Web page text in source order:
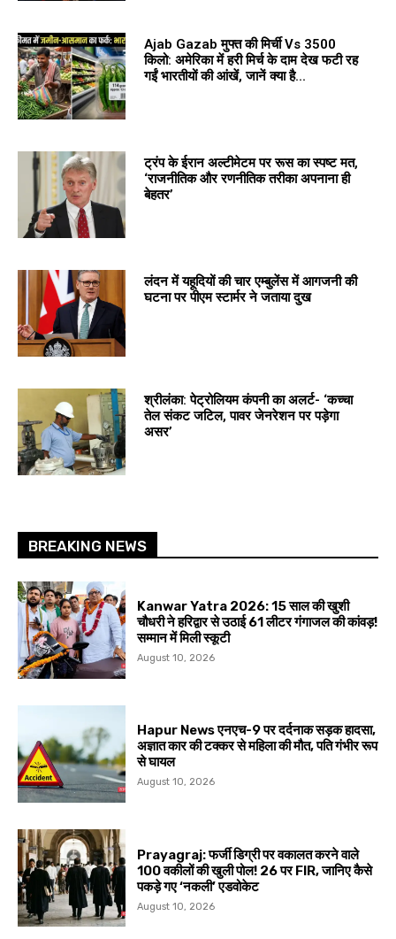
Ajab Gazab मुफ्त की मिर्ची Vs ₹3500
किलो: अमेरिका में हरी मिर्च के दाम देख फटी रह
गईं भारतीयों की आंखें, जानें क्या है...
ट्रंप के ईरान अल्टीमेटम पर रूस का स्पष्ट मत,
‘राजनीतिक और रणनीतिक तरीका अपनाना ही
बेहतर’
लंदन में यहूदियों की चार एम्बुलेंस में आगजनी की
घटना पर पीएम स्टार्मर ने जताया दुख
श्रीलंका: पेट्रोलियम कंपनी का अलर्ट- ‘कच्चा
तेल संकट जटिल, पावर जेनरेशन पर पड़ेगा
असर’
BREAKING NEWS
Kanwar Yatra 2026: 15 साल की खुशी
चौधरी ने हरिद्वार से उठाई 61 लीटर गंगाजल की कांवड़!
सम्मान में मिली स्कूटी
August 10, 2026
Hapur News एनएच-9 पर दर्दनाक सड़क हादसा,
अज्ञात कार की टक्कर से महिला की मौत, पति गंभीर रूप
से घायल
August 10, 2026
Prayagraj: फर्जी डिग्री पर वकालत करने वाले
100 वकीलों की खुली पोल! 26 पर FIR, जानिए कैसे
पकड़े गए ‘नकली’ एडवोकेट
August 10, 2026